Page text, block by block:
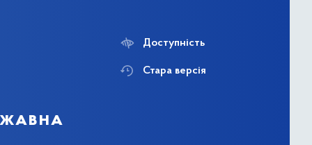
Доступність
Стара версія